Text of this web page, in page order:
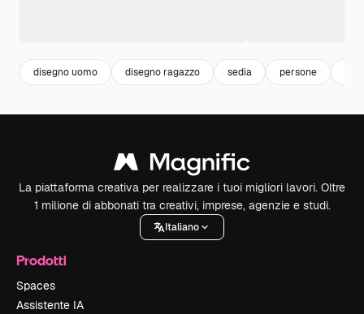
disegno uomo disegno ragazzo sedia persone
La piattaforma creativa per realizzare i tuoi migliori lavori. Oltre
1 milione di abbonati tra creativi, imprese, agenzie e studi.
Italiano
Prodotti
Spaces
Assistente IA